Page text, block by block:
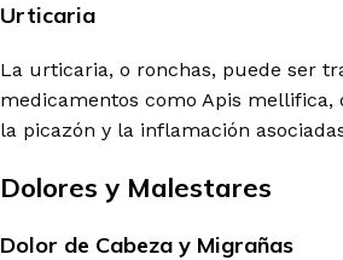
Urticaria
La urticaria, o ronchas, puede ser
medicamentos como Apis
la picazón y la inflamación
Dolores y Malestares
Dolor de Cabeza y Migrañas